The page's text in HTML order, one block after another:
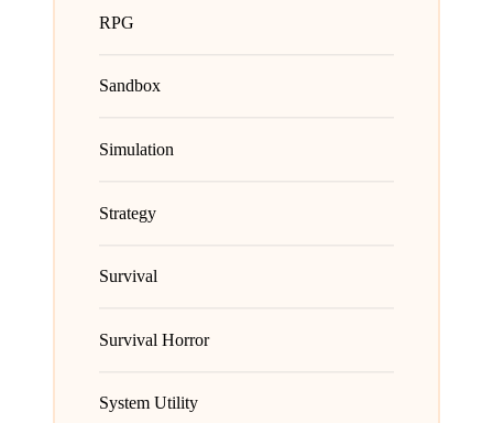
RPG
Sandbox
Simulation
Strategy
Survival
Survival Horror
System Utility